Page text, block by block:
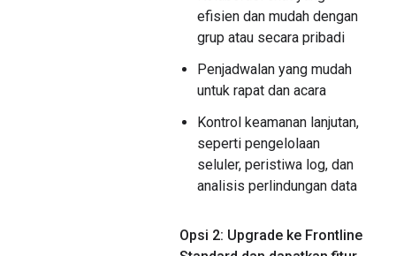
efisien dan mudah dengan
grup atau secara pribadi
Penjadwalan yang mudah
untuk rapat dan acara
Kontrol keamanan lanjutan,
seperti pengelolaan
seluler, peristiwa log, dan
analisis perlindungan data
Opsi 2: Upgrade ke Frontline